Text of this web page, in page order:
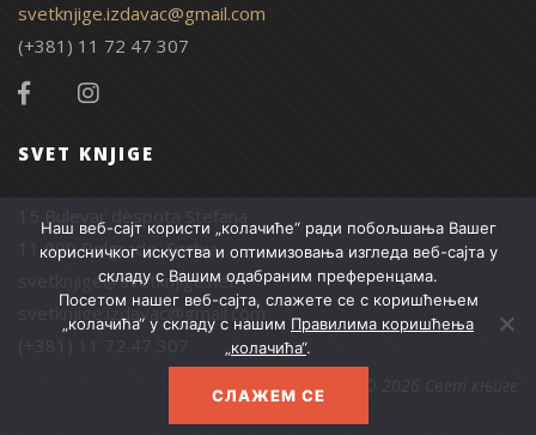
svetknjige.izdavac@gmail.com
(+381) 11 72 47 307
SVET KNJIGE
15 Bulevar despota Stefana
11 000 Belgrade, Serbia
svetknjige@svetknjige.net
svetknjige.izdavac@gmail.com
Наш веб-сајт користи „колачиће“ ради побољшања Вашег
корисничког искуства и оптимизовања изгледа веб-сајта у
складу с Вашим одабраним преференцама.
Посетом нашег веб-сајта, слажете се с коришћењем
„колачића“ у складу с нашим Правилима коришћења
„колачића“.
СЛАЖЕМ СЕ